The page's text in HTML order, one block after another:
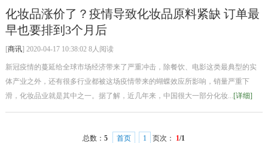
化妆品涨价了？疫情导致化妆品原料紧缺 订单最
早也要排到3个月后
[商讯] 2020-04-17 10:38:02 8人阅读
新冠疫情的蔓延给全球市场经济带来了严重冲击，除餐饮、电影这类最典型的实
体产业之外，还有很多行业都被这场疫情带来的蝴蝶效应所影响，销量严重下
滑，化妆品业就是其中之一。据了解，近几年来，中国很大一部分化妆...[详细]
总数：5 首页 1 页次： 1/1